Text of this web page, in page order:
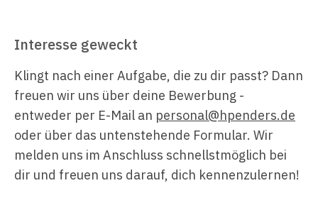
Interesse geweckt
Klingt nach einer Aufgabe, die zu dir passt? Dann
freuen wir uns über deine Bewerbung -
entweder per E-Mail an personal@hpenders.de
oder über das untenstehende Formular. Wir
melden uns im Anschluss schnellstmöglich bei
dir und freuen uns darauf, dich kennenzulernen!